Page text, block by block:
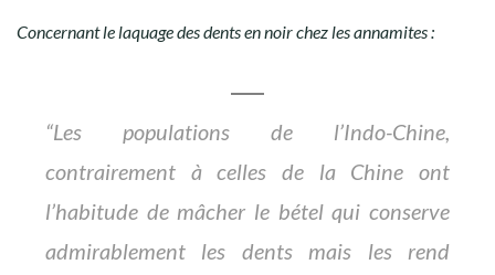
Concernant le laquage des dents en noir chez les annamites :
“Les populations de l’Indo-Chine,
contrairement à celles de la Chine ont
l’habitude de mâcher le bétel qui conserve
admirablement les dents mais les rend